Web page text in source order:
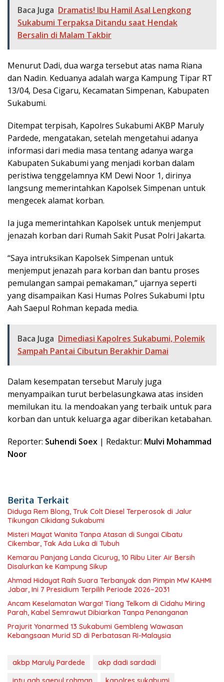
Baca Juga Dramatis! Ibu Hamil Asal Lengkong
Sukabumi Terpaksa Ditandu saat Hendak
Bersalin di Malam Takbir
Menurut Dadi, dua warga tersebut atas nama Riana
dan Nadin. Keduanya adalah warga Kampung Tipar RT
13/04, Desa Cigaru, Kecamatan Simpenan, Kabupaten
Sukabumi.
Ditempat terpisah, Kapolres Sukabumi AKBP Maruly
Pardede, mengatakan, setelah mengetahui adanya
informasi dari media masa tentang adanya warga
Kabupaten Sukabumi yang menjadi korban dalam
peristiwa tenggelamnya KM Dewi Noor 1, dirinya
langsung memerintahkan Kapolsek Simpenan untuk
mengecek alamat korban.
Ia juga memerintahkan Kapolsek untuk menjemput
jenazah korban dari Rumah Sakit Pusat Polri Jakarta.
“Saya intruksikan Kapolsek Simpenan untuk
menjemput jenazah para korban dan bantu proses
pemulangan sampai pemakaman,” ujarnya seperti
yang disampaikan Kasi Humas Polres Sukabumi Iptu
Aah Saepul Rohman kepada media.
Baca Juga Dimediasi Kapolres Sukabumi, Polemik
Sampah Pantai Cibutun Berakhir Damai
Dalam kesempatan tersebut Maruly juga
menyampaikan turut berbelasungkawa atas insiden
memilukan itu. Ia mendoakan yang terbaik untuk para
korban dan untuk keluarga agar diberikan ketabahan.
Reporter: Suhendi Soex | Redaktur: Mulvi Mohammad
Noor
Berita Terkait
Diduga Rem Blong, Truk Colt Diesel Terperosok di Jalur
Tikungan Cikidang Sukabumi
Misteri Mayat Wanita Tanpa Atasan di Sungai Cibatu
Cikembar, Tak Ada Luka di Tubuh
Kemarau Panjang Landa Cicurug, 10 Ribu Liter Air Bersih
Disalurkan ke Kampung Sikup
Ahmad Hidayat Raih Suara Terbanyak dan Pimpin MW KAHMI
Jabar, Ini 7 Presidium Terpilih Periode 2026–2031
Ancam Keselamatan Warga! Tiang Telkom di Cidahu Miring
Parah, Kabel Semrawut Dibiarkan Tanpa Penanganan
Prajurit Yonarmed 13 Sukabumi Gembleng Wawasan
Kebangsaan Murid SD di Perbatasan RI-Malaysia
akbp Maruly Pardede
akp dadi sardadi